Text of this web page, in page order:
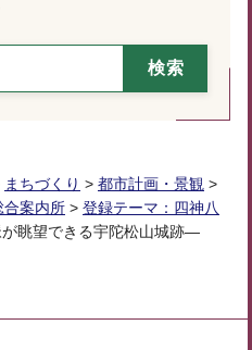
まちづくり > 都市計画・景観 >
合案内所 > 登録テーマ：四神八
眺望できる宇陀松山城跡―